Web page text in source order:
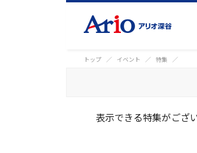
トップ イベント 特集
表示できる特集がござ